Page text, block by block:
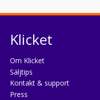
Klicket
Om Klicket
Säljtips
Kontakt & support
Press